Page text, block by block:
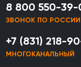
8 800 550-39-
ЗВОНОК ПО РОССИИ
+7 (831) 218-
МНОГОКАНАЛЬНЫЙ